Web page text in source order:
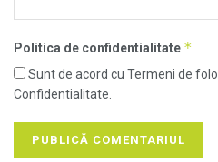
Politica de confidentialitate *
Sunt de acord cu Termeni de
Confidentialitate.